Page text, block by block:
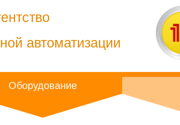
автоматизации
Оборудование